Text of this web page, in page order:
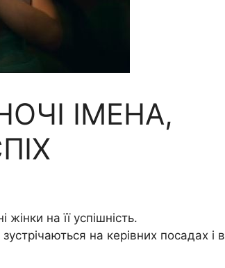
ІМЕНА,
на її успішність.
на керівних посадах і в